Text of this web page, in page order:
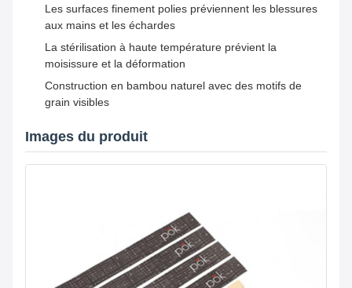
Les surfaces finement polies préviennent les blessures
aux mains et les échardes
La stérilisation à haute température prévient la
moisissure et la déformation
Construction en bambou naturel avec des motifs de
grain visibles
Images du produit